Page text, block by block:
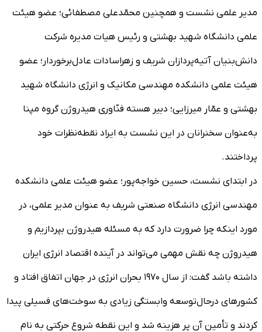
مدیر علمی نشست و همچنین محمّدعلی مصطفائی؛ عضو هیئت
علمی دانشگاه شهید بهشتی و رئیس هیات مدیره شرکت
دانش‌بنیان آتیه‌پردازان شریف و زهراسادات عادل‌برخوردار؛ عضو
هیئت علمی دانشکده مهندسی مکانیک و انرژی دانشگاه شهید
بهشتی و عمّار میرزایی؛ دبیر هسته فنّاوری هیدروژن گروه مپنا
به‌عنوان سخنرانان در این نشست به ایراد نقطه‌نظرات خود
پرداختند.
در ابتدای نشست، حسین خواجه‌پور؛ عضو هیئت علمی دانشکده
مهندسی انرژی دانشگاه صنعتی شریف به عنوان مدیر علمی، در
مورد اینکه چرا ضرورت دارد که به مسئله هیدروژن بپردازیم و
هیدروژن چه نقش مهمی می‌تواند در آینده اقتصاد انرژی ایران
داشته باشد گفت: از سال ۱۹۷۰ بحران انرژی در جهان اتفاق افتاد و
کشورهای درحال‌توسعه وابستگی زیادی به سوخت‌های فسیلی پیدا
کردند و تأمین آن پر هزینه شد و این نقطه شروع حرکتی به نام